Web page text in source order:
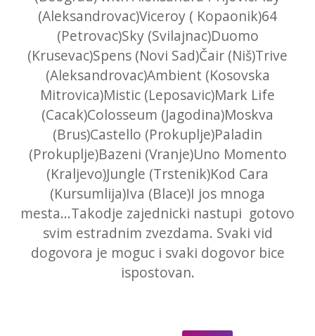
(Aleksandrovac)Viceroy ( Kopaonik)64
(Petrovac)Sky (Svilajnac)Duomo
(Krusevac)Spens (Novi Sad)Čair (Niš)Trive
(Aleksandrovac)Ambient (Kosovska
Mitrovica)Mistic (Leposavic)Mark Life
(Cacak)Colosseum (Jagodina)Moskva
(Brus)Castello (Prokuplje)Paladin
(Prokuplje)Bazeni (Vranje)Uno Momento
(Kraljevo)Jungle (Trstenik)Kod Cara
(Kursumlija)Iva (Blace)I jos mnoga
mesta...Takodje zajednicki nastupi gotovo
svim estradnim zvezdama. Svaki vid
dogovora je moguc i svaki dogovor bice
ispostovan.